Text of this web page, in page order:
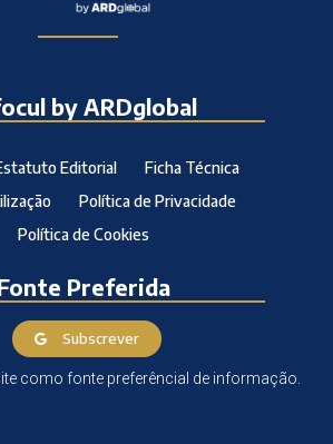
by ARDglobal
Editorial
Ficha Técnica
Política de Privacidade
Política de Cookies
Preferida
Subscrever
como fonte preferêncial de informação.